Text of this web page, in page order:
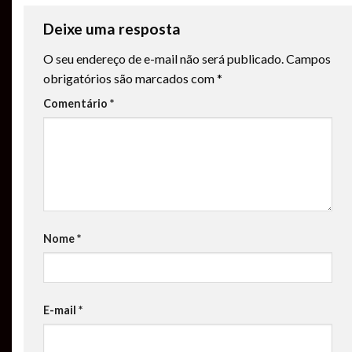
Deixe uma resposta
O seu endereço de e-mail não será publicado.Campos
obrigatórios são marcados com*
Comentário *
Nome*
E-mail *